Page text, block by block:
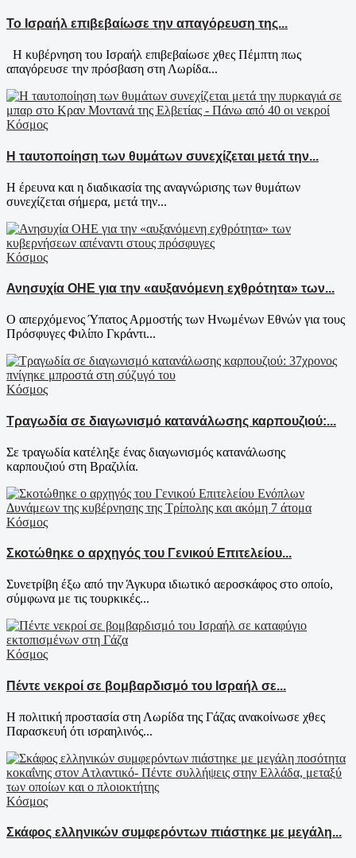
Το Ισραήλ επιβεβαίωσε την απαγόρευση της...
Η κυβέρνηση του Ισραήλ επιβεβαίωσε χθες Πέμπτη πως
απαγόρευσε την πρόσβαση στη Λωρίδα...
Κόσμος
Η ταυτοποίηση των θυμάτων συνεχίζεται μετά την...
Η έρευνα και η διαδικασία της αναγνώρισης των θυμάτων
συνεχίζεται σήμερα, μετά την...
Κόσμος
Ανησυχία ΟΗΕ για την «αυξανόμενη εχθρότητα» των...
Ο απερχόμενος Ύπατος Αρμοστής των Ηνωμένων Εθνών για τους
Πρόσφυγες Φιλίπο Γκράντι...
Κόσμος
Τραγωδία σε διαγωνισμό κατανάλωσης καρπουζιού:...
Σε τραγωδία κατέληξε ένας διαγωνισμός κατανάλωσης
καρπουζιού στη Βραζιλία.
Κόσμος
Σκοτώθηκε ο αρχηγός του Γενικού Επιτελείου...
Συνετρίβη έξω από την Άγκυρα ιδιωτικό αεροσκάφος στο οποίο,
σύμφωνα με τις τουρκικές...
Κόσμος
Πέντε νεκροί σε βομβαρδισμό του Ισραήλ σε...
Η πολιτική προστασία στη Λωρίδα της Γάζας ανακοίνωσε χθες
Παρασκευή ότι ισραηλινός...
Κόσμος
Σκάφος ελληνικών συμφερόντων πιάστηκε με μεγάλη...